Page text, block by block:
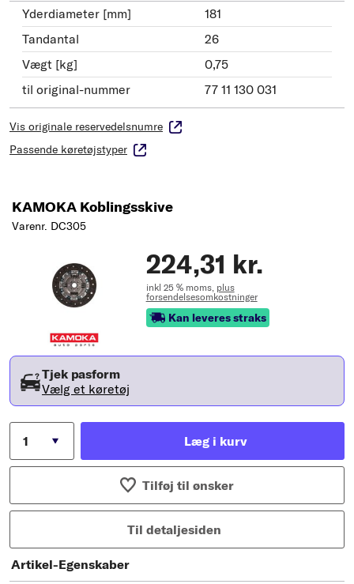
Yderdiameter [mm]
181
Tandantal
26
Vægt [kg]
0,75
til original-nummer
77 11 130 031
Vis originale reservedelsnumre
Passende køretøjstyper
KAMOKA Koblingsskive
Varenr. DC305
224,31 kr.
inkl 25 % moms, plus
forsendelsesomkostninger
Kan leveres straks
Tjek pasform
Vælg et køretøj
Læg i kurv
Tilføj til ønsker
Til detaljesiden
Artikel-Egenskaber